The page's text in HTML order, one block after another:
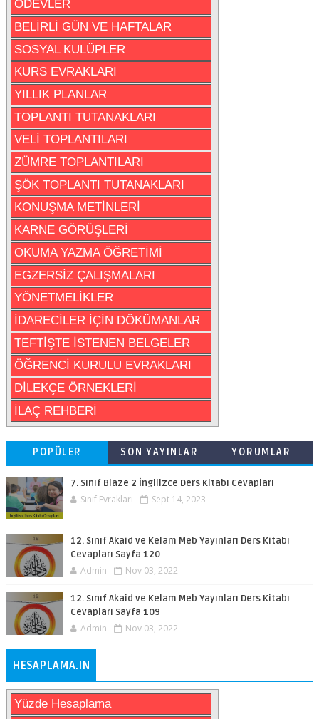
ÖDEVLER
BELİRLİ GÜN VE HAFTALAR
SOSYAL KULÜPLER
KURS EVRAKLARI
YILLIK PLANLAR
TOPLANTI TUTANAKLARI
VELİ TOPLANTILARI
ZÜMRE TOPLANTILARI
ŞÖK TOPLANTI TUTANAKLARI
KONUŞMA METİNLERİ
KARNE GÖRÜŞLERİ
OKUMA YAZMA ÖĞRETİMİ
EGZERSİZ ÇALIŞMALARI
YÖNETMELİKLER
İDARECİLER İÇİN DÖKÜMANLAR
TEFTİŞTE İSTENEN BELGELER
ÖĞRENCİ KURULU EVRAKLARI
DİLEKÇE ÖRNEKLERİ
İLAÇ REHBERİ
POPÜLER SON YAYINLAR YORUMLAR
7. Sınıf Blaze 2 İngilizce Ders Kitabı Cevapları
Sınıf Evrakları Sept 14, 2023
12. Sınıf Akaid ve Kelam Meb Yayınları Ders Kitabı
Cevapları Sayfa 120
Admin Nov 03, 2022
12. Sınıf Akaid ve Kelam Meb Yayınları Ders Kitabı
Cevapları Sayfa 109
Admin Nov 03, 2022
HESAPLAMA.IN
Yüzde Hesaplama